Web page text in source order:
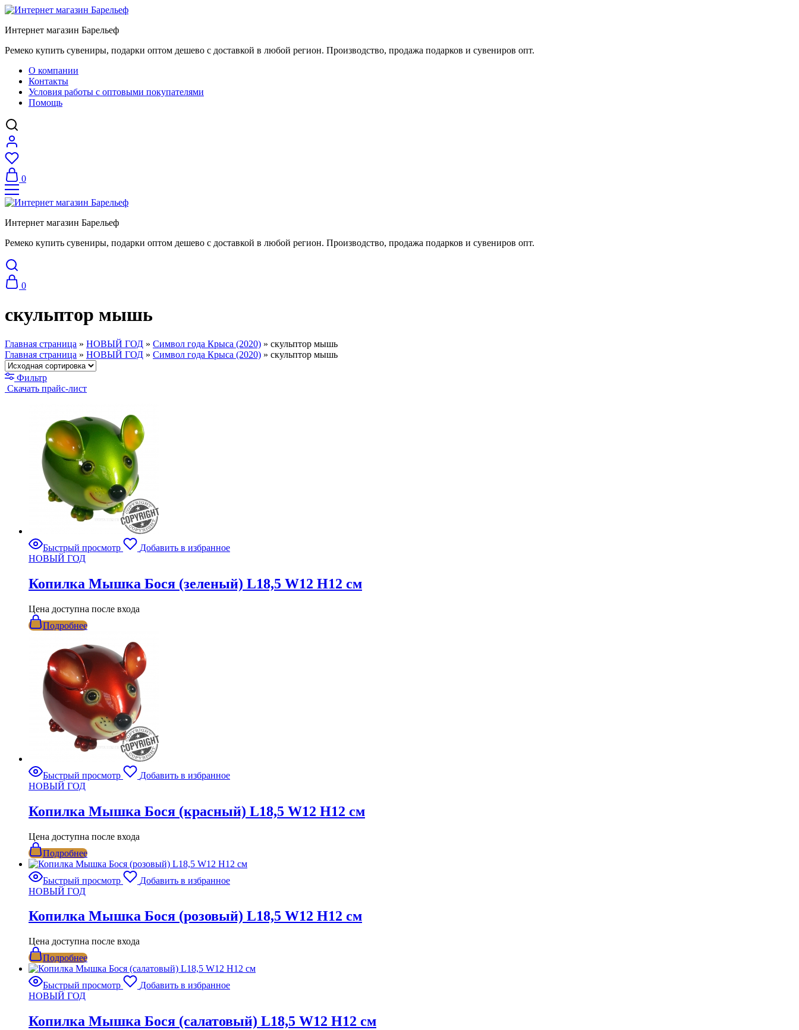
Интернет магазин Барельеф
Ремеко купить сувениры, подарки оптом дешево с доставкой в любой регион. Производство, продажа подарков и сувениров опт.
О компании
Контакты
Условия работы с оптовыми покупателями
Помощь
0
Интернет магазин Барельеф
Ремеко купить сувениры, подарки оптом дешево с доставкой в любой регион. Производство, продажа подарков и сувениров опт.
0
скульптор мышь
Главная страница » НОВЫЙ ГОД » Символ года Крыса (2020) » скульптор мышь
Главная страница » НОВЫЙ ГОД » Символ года Крыса (2020) » скульптор мышь
Фильтр
Скачать прайс-лист
Быстрый просмотр
Добавить в избранное
НОВЫЙ ГОД
Копилка Мышка Бося (зеленый) L18,5 W12 H12 см
Цена доступна после входа
Подробнее
Быстрый просмотр
Добавить в избранное
НОВЫЙ ГОД
Копилка Мышка Бося (красный) L18,5 W12 H12 см
Цена доступна после входа
Подробнее
Быстрый просмотр
Добавить в избранное
НОВЫЙ ГОД
Копилка Мышка Бося (розовый) L18,5 W12 H12 см
Цена доступна после входа
Подробнее
Быстрый просмотр
Добавить в избранное
НОВЫЙ ГОД
Копилка Мышка Бося (салатовый) L18,5 W12 H12 см